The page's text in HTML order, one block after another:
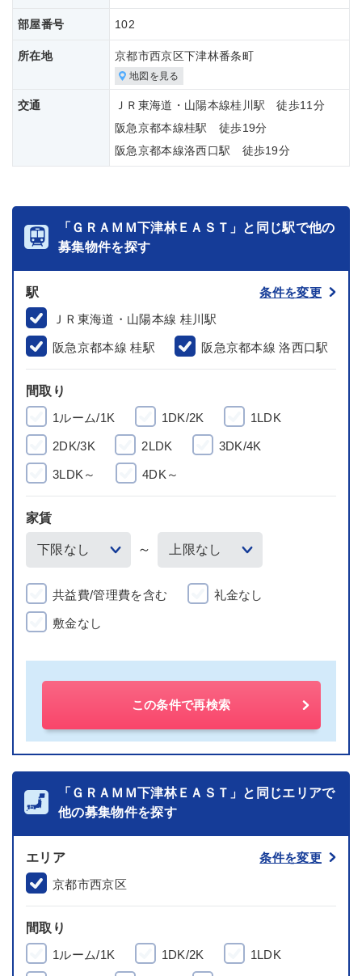
部屋番号 102
所在地 京都市西京区下津林番条町
地図を見る
交通
ＪＲ東海道・山陽本線桂川駅 徒歩11分
阪急京都本線桂駅 徒歩19分
阪急京都本線洛西口駅 徒歩19分
「ＧＲＡＭＭ下津林ＥＡＳＴ」と同じ駅で他の
募集物件を探す
駅
条件を変更
ＪＲ東海道・山陽本線 桂川駅
阪急京都本線 桂駅 阪急京都本線 洛西口駅
間取り
1ルーム/1K
1DK/2K 1LDK
2DK/3K 2LDK 3DK/4K
3LDK～ 4DK～
家賃
～
共益費/管理費を含む 礼金なし
敷金なし
この条件で再検索
「ＧＲＡＭＭ下津林ＥＡＳＴ」と同じエリアで
他の募集物件を探す
エリア
条件を変更
京都市西京区
間取り
1ルーム/1K
1DK/2K 1LDK